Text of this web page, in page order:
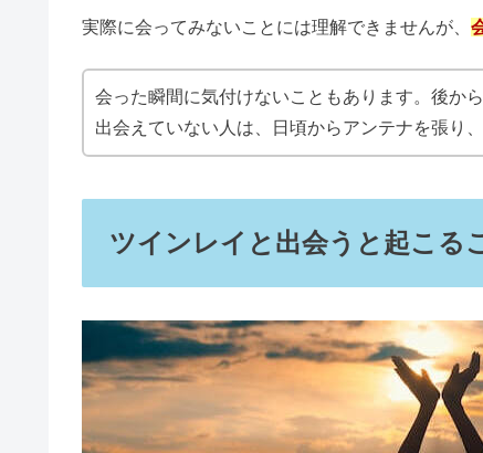
オニキスが合わない人｜意味や
ツインレイ男性が動くとき｜会
ツインレイを見分ける方法や繋がっている証拠に
初対面でも懐かしく感じる
顔や雰囲気が似ている